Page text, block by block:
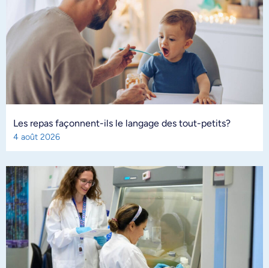
Les repas façonnent-ils le langage des tout-petits?
4 août 2026